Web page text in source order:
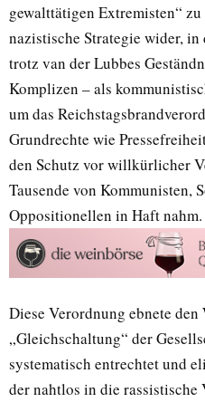
gewalttätigen Extremisten“
nazistische Strategie wider,
trotz van der Lubbes
Komplizen – als
um das
Grundrechte wie
den Schutz vor willkürlicher
Tausende von Kommunisten,
Oppositionellen in Haft nahm.
Diese Verordnung ebnete den
„Gleichschaltung“ der
systematisch entrechtet und
der nahtlos in die rassistische